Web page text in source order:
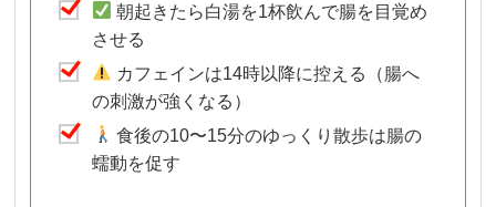
朝起きたら白湯を1杯飲んで腸を目覚め
させる
カフェインは14時以降に控える（腸へ
の刺激が強くなる）
食後の10〜15分のゆっくり散歩は腸の
蠕動を促す